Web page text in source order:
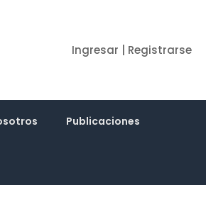
Ingresar | Registrarse
Publicaciones